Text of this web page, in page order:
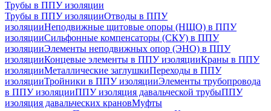
Трубы в ППУ изоляции
Трубы в ППУ изоляцииОтводы в ППУ
изоляцииНеподвижные щитовые опоры (НЩО) в ППУ
изоляцииCильфонные компенсаторы (СКУ) в ППУ
изоляцииЭлементы неподвижных опор (ЭНО) в ППУ
изоляцииКонцевые элементы в ППУ изоляцииКраны в ППУ
изоляцииМеталлические заглушкиПереходы в ППУ
изоляцииТройники в ППУ изоляцииЭлементы трубопровода
в ППУ изоляцииППУ изоляция давальческой трубыППУ
изоляция давальческих крановМуфты